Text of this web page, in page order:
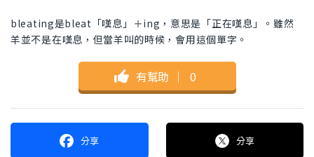
bleating是bleat「嘆息」＋ing，意思是「正在嘆息」。雖然
羊並不是在嘆息，但當羊叫的時候，會用這個單字。
有幫助 ｜ 0
分享 分享